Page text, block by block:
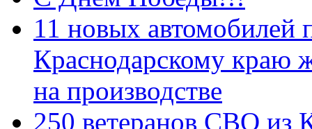
11 новых автомобилей
Краснодарскому краю
на производстве
250 ветеранов СВО из